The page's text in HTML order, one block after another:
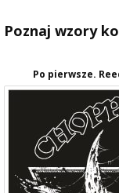
Poznaj wzory
Po pierwsze.